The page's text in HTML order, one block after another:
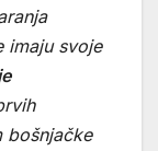
imaju svoje
bošnjačke